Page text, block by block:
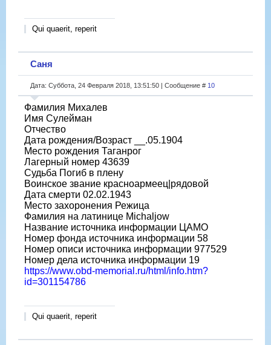
Qui quaerit, reperit
Саня
Дата: Суббота, 24 Февраля 2018, 13:51:50 | Сообщение # 10
Фамилия Михалев
Имя Сулейман
Отчество
Дата рождения/Возраст __.05.1904
Место рождения Таганрог
Лагерный номер 43639
Судьба Погиб в плену
Воинское звание красноармеец|рядовой
Дата смерти 02.02.1943
Место захоронения Режица
Фамилия на латинице Michaljow
Название источника информации ЦАМО
Номер фонда источника информации 58
Номер описи источника информации 977529
Номер дела источника информации 19
https://www.obd-memorial.ru/html/info.htm?
id=301154786
Qui quaerit, reperit